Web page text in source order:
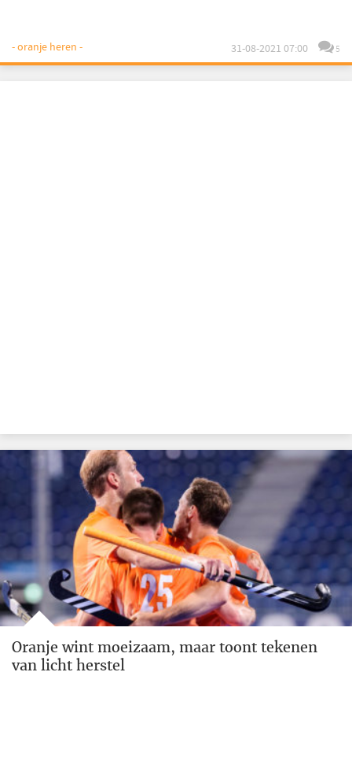
- oranje heren - 31-08-2021 07:00 5
Oranje wint moeizaam, maar toont tekenen
van licht herstel